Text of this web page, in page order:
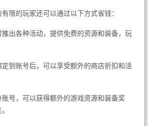
限的玩家还可以通过以下方式省钱：
出各种活动，提供免费的资源和装备，玩
到账号后，可以享受额外的商店折扣和活
号，可以获得额外的游戏资源和装备奖